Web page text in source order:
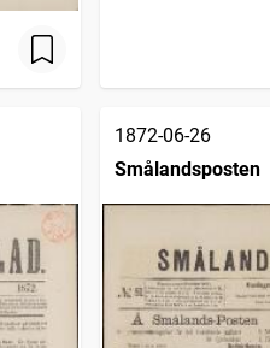
1872-06-26
Smålandsposten